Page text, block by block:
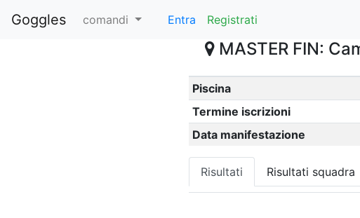
Goggles comandi Entra Registrati
MASTER FIN:
Piscina
Termine iscrizioni
Data manifestazione
Risultati Risultati squadra